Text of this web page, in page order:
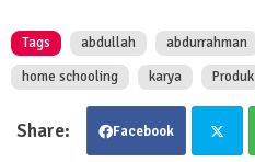
Tags abdullah abdurrahman
home schooling
karya Produk
Facebook